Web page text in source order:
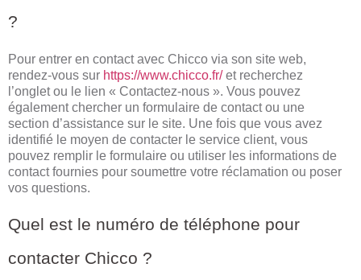
?
Pour entrer en contact avec Chicco via son site web,
rendez-vous sur https://www.chicco.fr/et recherchez
l’onglet ou le lien « Contactez-nous ». Vous pouvez
également chercher un formulaire de contact ou une
section d’assistance sur le site. Une fois que vous avez
identifié le moyen de contacter le service client, vous
pouvez remplir le formulaire ou utiliser les informations de
contact fournies pour soumettre votre réclamation ou poser
vos questions.
Quel est le numéro de téléphone pour
contacter Chicco ?